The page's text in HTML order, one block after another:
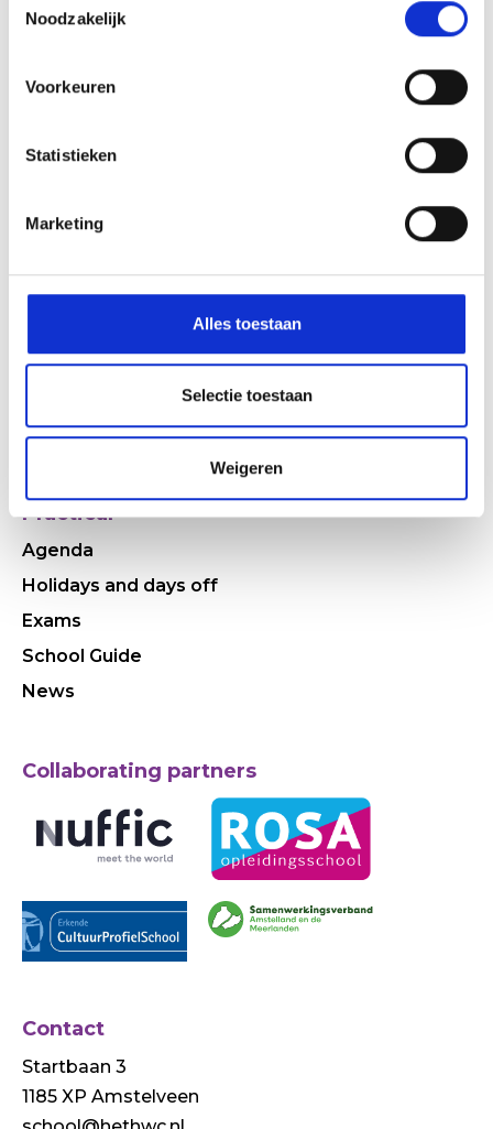
Noodzakelijk
Voorkeuren
Statistieken
Marketing
Alles toestaan
Selectie toestaan
Weigeren
Who are we
Come and see the HWC
Why HWC
History
Practical
Agenda
Holidays and days off
Exams
School Guide
News
Collaborating partners
Contact
Startbaan 3
1185 XP Amstelveen